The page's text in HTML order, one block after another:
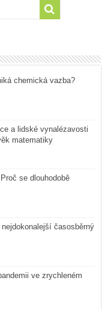
chemická vazba?
a lidské vynalézavosti
matematiky
se dlouhodobě
časosběrný
ve zrychleném